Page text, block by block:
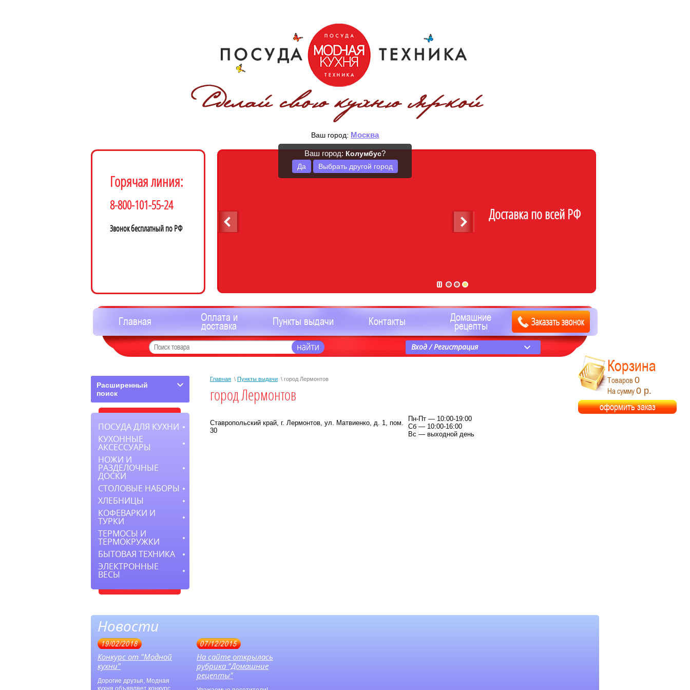
Ваш город: Москва
Ваш город: Колумбус?
Да Выбрать другой город
Горячая линия:
8-800-101-55-24
Звонок бесплатный по РФ
Доставка по всей РФ
Вход / Регистрация
Главная Оплата и
доставка Пункты выдачи Контакты Домашние
рецепты
Главная \ Пункты выдачи \ город Лермонтов
город Лермонтов
Ставропольский край, г. Лермонтов, ул. Матвиенко, д. 1, пом.
30
Пн-Пт — 10:00-19:00
Сб — 10:00-16:00
Вс — выходной день
Корзина
Товаров 0
На сумму0 р.
оформить заказ
Расширенный
поиск
ПОСУДА ДЛЯ КУХНИ
КУХОННЫЕ
АКСЕССУАРЫ
НОЖИ И
РАЗДЕЛОЧНЫЕ
ДОСКИ
СТОЛОВЫЕ НАБОРЫ
ХЛЕБНИЦЫ
КОФЕВАРКИ И
ТУРКИ
ТЕРМОСЫ И
ТЕРМОКРУЖКИ
БЫТОВАЯ ТЕХНИКА
ЭЛЕКТРОННЫЕ
ВЕСЫ
Новости
19/02/2018
Конкурс от "Модной
кухни"
Дорогие друзья, Модная
кухня объявляет конкурс,
07/12/2015
На сайте открылась
рубрика "Домашние
рецепты"